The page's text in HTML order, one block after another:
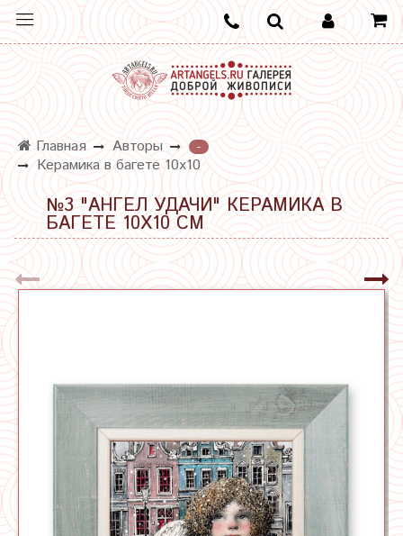
Главная Авторы
-
Керамика в багете 10х10
№3 "АНГЕЛ УДАЧИ" КЕРАМИКА В
БАГЕТЕ 10Х10 СМ